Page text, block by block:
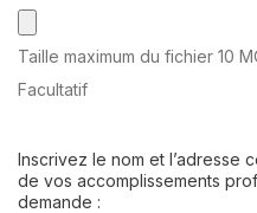
Taille maximum du fichier 10
Facultatif
Inscrivez le nom et l’adresse
de vos accomplissements
demande :